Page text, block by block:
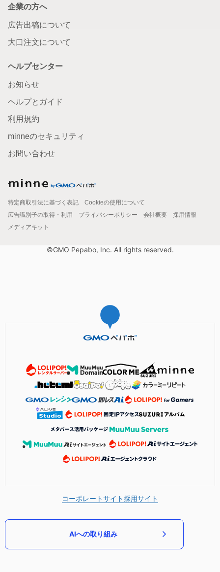
企業の方へ
広告出稿について
大口注文について
ヘルプセンター
お知らせ
ヘルプとガイド
利用規約
minneのセキュリティ
お問い合わせ
特定商取引法に基づく表記
Cookieの使用について
広告識別子の取得・利用
プライバシーポリシー 会社概要
採用情報
メディアキット
©GMO Pepabo, Inc. All rights reserved.
コーポレートサイト採用サイト
AIへの取り組み